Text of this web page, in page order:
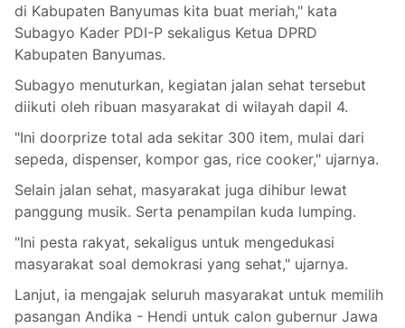
di Kabupaten Banyumas kita buat meriah," kata
Subagyo Kader PDI-P sekaligus Ketua DPRD
Kabupaten Banyumas.
Subagyo menuturkan, kegiatan jalan sehat tersebut
diikuti oleh ribuan masyarakat di wilayah dapil 4.
"Ini doorprize total ada sekitar 300 item, mulai dari
sepeda, dispenser, kompor gas, rice cooker," ujarnya.
Selain jalan sehat, masyarakat juga dihibur lewat
panggung musik. Serta penampilan kuda lumping.
"Ini pesta rakyat, sekaligus untuk mengedukasi
masyarakat soal demokrasi yang sehat," ujarnya.
Lanjut, ia mengajak seluruh masyarakat untuk memilih
pasangan Andika - Hendi untuk calon gubernur Jawa